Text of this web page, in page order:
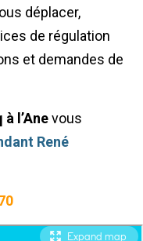
déplacer,
de régulation
et demandes de
l’Anevous
René